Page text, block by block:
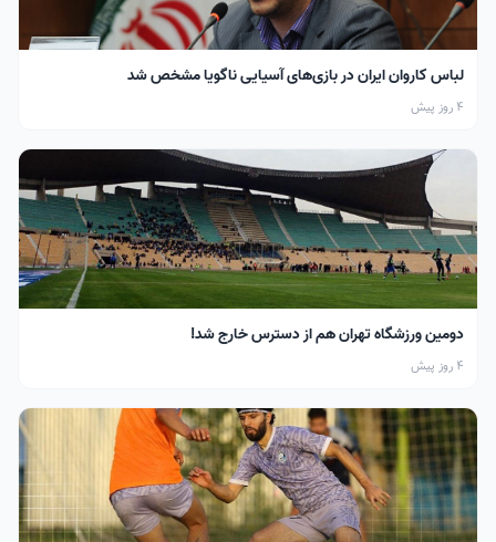
لباس کاروان ایران در بازی‌های آسیایی ناگویا مشخص شد
4 روز پیش
دومین ورزشگاه تهران هم از دسترس خارج شد!
4 روز پیش